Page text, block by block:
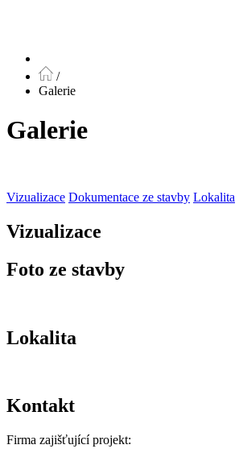
/
Galerie
Galerie
Vizualizace Dokumentace ze stavby Lokalita
Vizualizace
Foto ze stavby
Lokalita
Kontakt
Firma zajišťující projekt: